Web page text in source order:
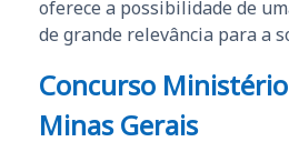
oferece a possibilidade de
de grande relevância para a
Concurso
Minas Gerais